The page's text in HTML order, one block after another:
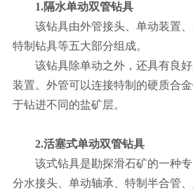
品牌专利
合作伙伴
联系我们
资讯天下
客户调查
1.隔水单动双管钻具
该钻具由外管接头、单动装置、
特制钻具等五大部分组成。
该钻具除单动之外，还具有良好
装置。外管可以连接特制的硬质合
于钻进不同的盐矿层。
2.活塞式单动双管钻具
该式钻具是勘探滑石矿的一种专
分水接头、单动轴承、特制半合管